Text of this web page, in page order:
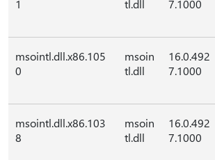
1
tl.dll
7.1000
msointl.dll.x86.105
0
msoin
tl.dll
16.0.492
7.1000
msointl.dll.x86.103
8
msoin
tl.dll
16.0.492
7.1000